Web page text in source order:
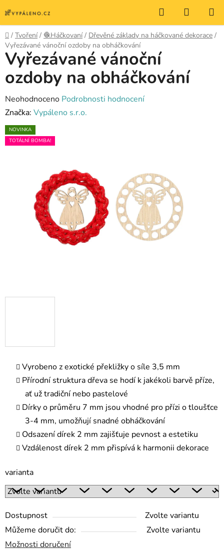
na
obsah
Hledat
KOŠÍK
Domů
/ Tvoření / 🧶Háčkovaní / Dřevěné základy na háčkované dekorace /
Vyřezávané vánoční ozdoby na obháčkování
Vyrobeno z exotické překližky o síle 3,5 mm
Přírodní struktura dřeva se hodí k jakékoli barvě příze,
ať už tradiční nebo pastelové
Dírky o průměru 7 mm jsou vhodné pro přízi o tloušťce
3-4 mm, umožňují snadné obháčkování
Odsazení dírek 2 mm zajišťuje pevnost a estetiku
Vzdálenost dírek 2 mm přispívá k harmonii dekorace
varianta
Dostupnost
Zvolte variantu
Můžeme doručit do:
Zvolte variantu
Možnosti doručení
Vyřezávané vánoční
ozdoby na obháčkování
Průměrné
hodnocení
produktu
je
hvězdiček.
Neohodnoceno Podrobnosti hodnocení
Značka: Vypáleno s.r.o.
NOVINKA
TOTÁLNÍ BOMBA!